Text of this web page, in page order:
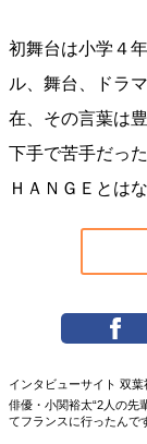
経営・ビジネス
リーダーの流儀
トップが描く未
40代からの景色
パートナーとの
初舞台は小学４
ル、舞台、ドラ
在、その言葉は
下手で苦手だっ
ＨＡＮＧＥとは
インタビューサイト 双
俳優・小関裕太“2人の先
てフランスに行ったんで